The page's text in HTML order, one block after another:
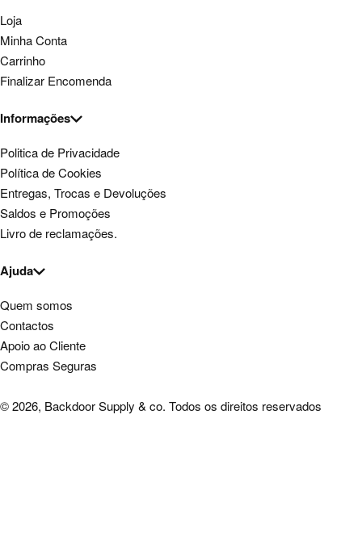
Loja
Minha Conta
Carrinho
Finalizar Encomenda
Informações
Politica de Privacidade
Política de Cookies
Entregas, Trocas e Devoluções
Saldos e Promoções
Livro de reclamações.
Ajuda
Quem somos
Contactos
Apoio ao Cliente
Compras Seguras
© 2026, Backdoor Supply & co. Todos os direitos reservados